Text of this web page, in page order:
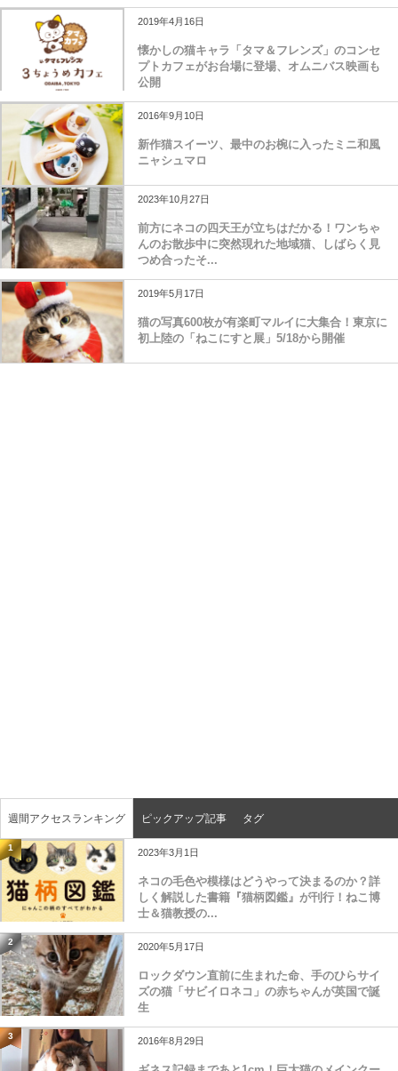
2019年4月16日
懐かしの猫キャラ「タマ＆フレンズ」のコンセ
プトカフェがお台場に登場、オムニバス映画も
公開
2016年9月10日
新作猫スイーツ、最中のお椀に入ったミニ和風
ニャシュマロ
2023年10月27日
前方にネコの四天王が立ちはだかる！ワンちゃ
んのお散歩中に突然現れた地域猫、しばらく見
つめ合ったそ...
2019年5月17日
猫の写真600枚が有楽町マルイに大集合！東京に
初上陸の「ねこにすと展」5/18から開催
週間アクセスランキング ピックアップ記事 タグ
1 2023年3月1日
ネコの毛色や模様はどうやって決まるのか？詳
しく解説した書籍『猫柄図鑑』が刊行！ねこ博
士＆猫教授の...
2 2020年5月17日
ロックダウン直前に生まれた命、手のひらサイ
ズの猫「サビイロネコ」の赤ちゃんが英国で誕
生
3 2016年8月29日